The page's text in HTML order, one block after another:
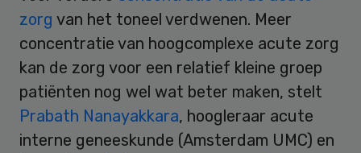
zorg van het toneel verdwenen. Meer
concentratie van hoogcomplexe acute zorg
kan de zorg voor een relatief kleine groep
patiënten nog wel wat beter maken, stelt
Prabath Nanayakkara, hoogleraar acute
interne geneeskunde (Amsterdam UMC) en